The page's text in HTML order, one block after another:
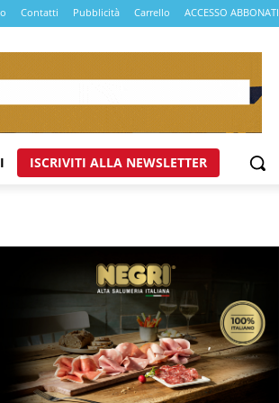
Contatti Pubblicità Carrello ACCESSO ABBONATI
ISCRIVITI ALLA NEWSLETTER